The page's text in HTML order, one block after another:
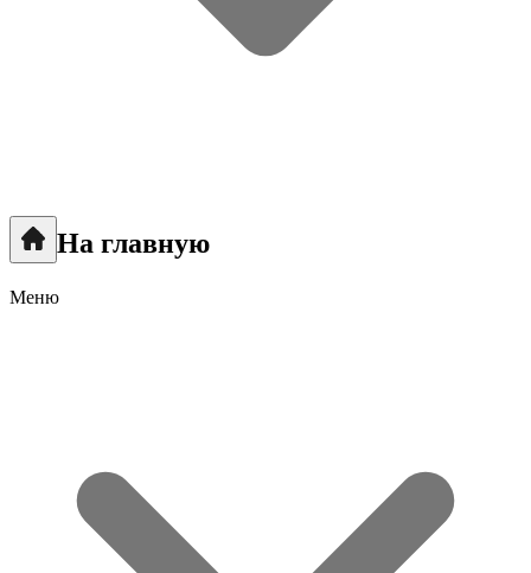
На главную
Меню